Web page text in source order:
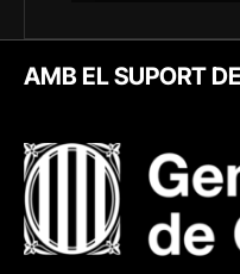
AMB EL SUPORT DE